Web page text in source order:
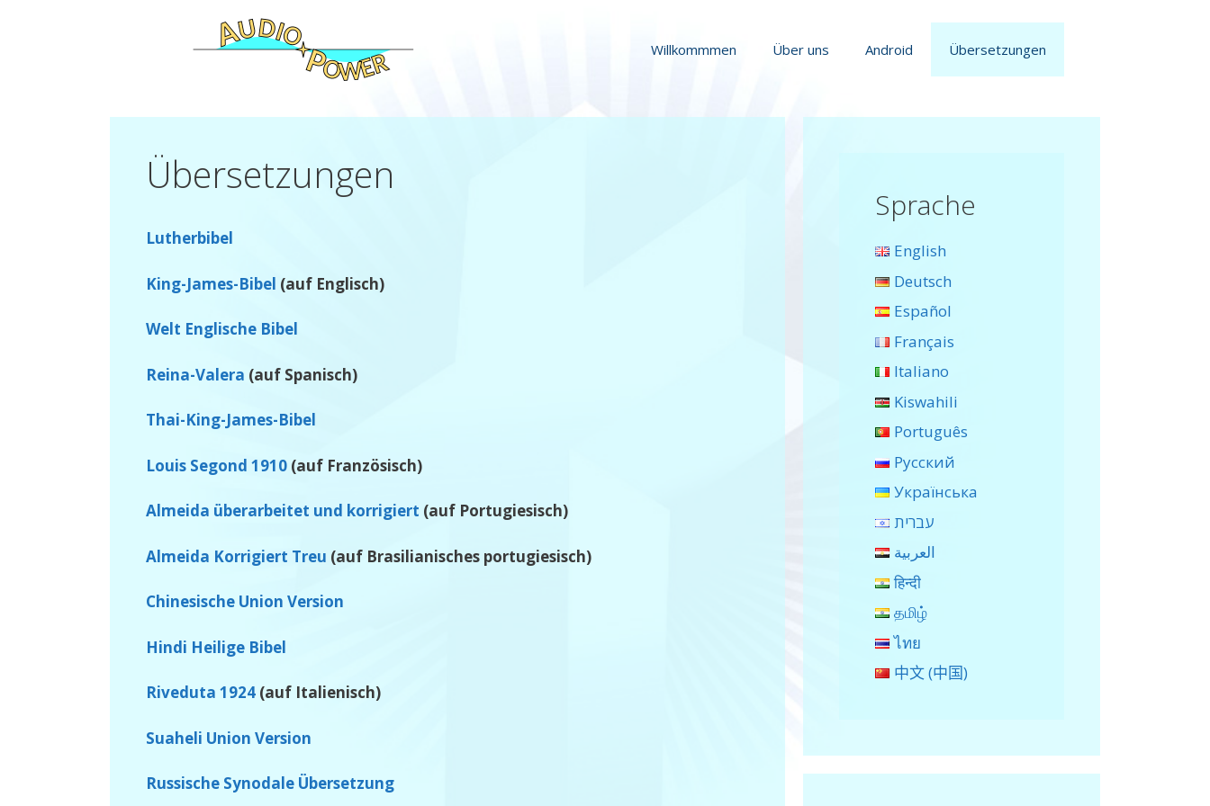
Willkommmen Über uns Android Übersetzungen
Übersetzungen
Lutherbibel
King-James-Bibel (auf Englisch)
Welt Englische Bibel
Reina-Valera (auf Spanisch)
Thai-King-James-Bibel
Louis Segond 1910 (auf Französisch)
Almeida überarbeitet und korrigiert (auf Portugiesisch)
Almeida Korrigiert Treu (auf Brasilianisches portugiesisch)
Chinesische Union Version
Hindi Heilige Bibel
Riveduta 1924 (auf Italienisch)
Suaheli Union Version
Russische Synodale Übersetzung
Sprache
English
Deutsch
Español
Français
Italiano
Kiswahili
Português
Русский
Українська
עברית
العربية
हिन्दी
தமிழ்
ไทย
中文 (中国)